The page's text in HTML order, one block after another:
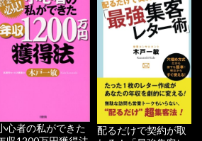
心者の私ができた
配るだけで契約が取